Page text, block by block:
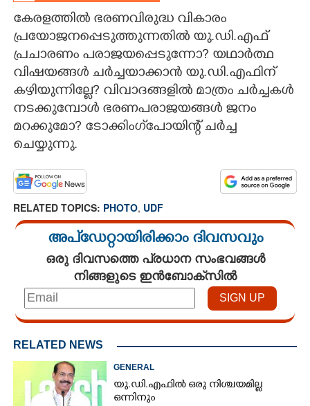
CARTOONS
LITERATURE
CONTACT US
കേരളത്തിൽ ഭരണവിരുദ്ധ വികാരം
പ്രയോജനപ്പെടുത്തുന്നതിൽ യു.ഡി.എഫ്
പ്രചാരണം പരാജയപ്പെടുന്നോ? യഥാർത്ഥ
വിഷയങ്ങൾ ചർച്ചയാക്കാൻ യു.ഡി.എഫിന്
കഴിയുന്നില്ലേ? വിവാദങ്ങളിൽ മാത്രം ചർച്ചകൾ
നടക്കുമ്പോൾ ഭരണപരാജയങ്ങൾ ജനം
മറക്കുമോ? ടോക്കിംഗ്‌പോയിന്റ് ചർച്ച
ചെയ്യുന്നു.
RELATED TOPICS: PHOTO, UDF
അപ്ഡേറ്റായിരിക്കാം ദിവസവും
ഒരു ദിവസത്തെ പ്രധാന സംഭവങ്ങൾ
നിങ്ങളുടെ ഇൻബോക്സിൽ
RELATED NEWS
GENERAL
യു.ഡി.എഫിൽ ഒരു നിശ്ചയമില്ല
ഒന്നിനും